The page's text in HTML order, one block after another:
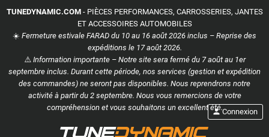
TUNEDYNAMIC.COM- PIÈCES PERFORMANCES, CARROSSERIES, JANTES
ET ACCESSOIRES AUTOMOBILES
☀️ Fermeture estivale FARAD du 10 au 16 août 2026 inclus – Reprise des
expéditions le 17 août 2026.
⚠️Information importante – Notre site sera fermé du 7 août au 1er
septembre inclus. Durant cette période, nos services (gestion et expédition
des commandes) ne seront pas disponibles. Nous reprendrons notre
activité à partir du 2 septembre. Nous vous remercions de votre
compréhension et vous souhaitons un excellent été.
person Connexion